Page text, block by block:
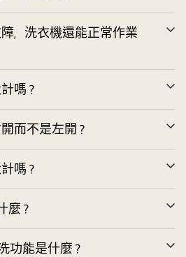
開
，洗衣機還能正常作業
嗎？
開
而不是左開？
開
嗎？
開
麼？
開
功能是什麼？